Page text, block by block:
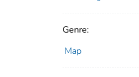
Genre:
Map